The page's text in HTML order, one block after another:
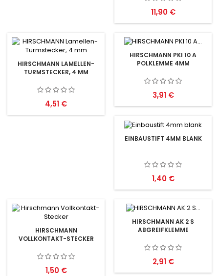
Preis
11,90 €
HIRSCHMANN LAMELLEN-
TURMSTECKER, 4 MM
Preis
4,51 €
HIRSCHMANN PKI 10 A
POLKLEMME 4MM
Preis
3,91 €
EINBAUSTIFT 4MM BLANK
Preis
1,40 €
HIRSCHMANN
VOLLKONTAKT-STECKER
Preis
1,50 €
HIRSCHMANN AK 2 S
ABGREIFKLEMME
Preis
2,91 €